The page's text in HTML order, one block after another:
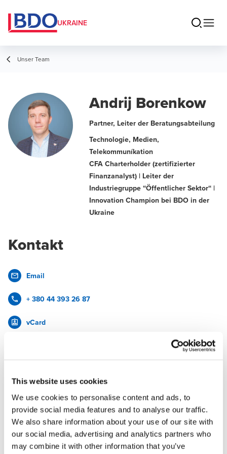
This website uses cookies
We use cookies to personalise content and ads, to
provide social media features and to analyse our traffic.
We also share information about your use of our site with
our social media, advertising and analytics partners who
may combine it with other information that you’ve
UKRAINE
Unser Team
Andrij Borenkow
Partner, Leiter der Beratungsabteilung
Technologie, Medien,
Telekommuníkation
CFA Charterholder (zertifizierter
Finanzanalyst) | Leiter der
Industriegruppe “Öffentlicher Sektor“ |
Innovation Champion bei BDO in der
Ukraine
Kontakt
Email
+ 380 44 393 26 87
vCard
Kurzer Lebenslauf